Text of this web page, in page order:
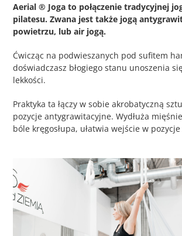
Aerial ® Joga to połączenie tradycyjnej
pilatesu. Zwana jest także jogą
powietrzu, lub air jogą.
Ćwicząc na podwieszanych pod sufitem
doświadczasz błogiego stanu unoszenia
lekkości.
Praktyka ta łączy w sobie akrobatyczną
pozycje antygrawitacyjne. Wydłuża
bóle kręgosłupa, ułatwia wejście w